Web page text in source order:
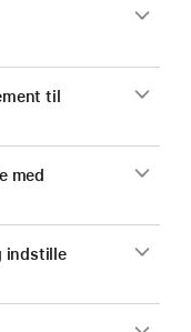
til
med
indstille